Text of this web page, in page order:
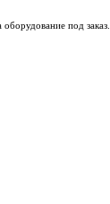
оборудование под